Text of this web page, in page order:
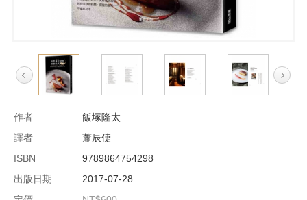
作者
飯塚隆太
譯者
蕭辰倢
ISBN
9789864754298
出版日期
2017-07-28